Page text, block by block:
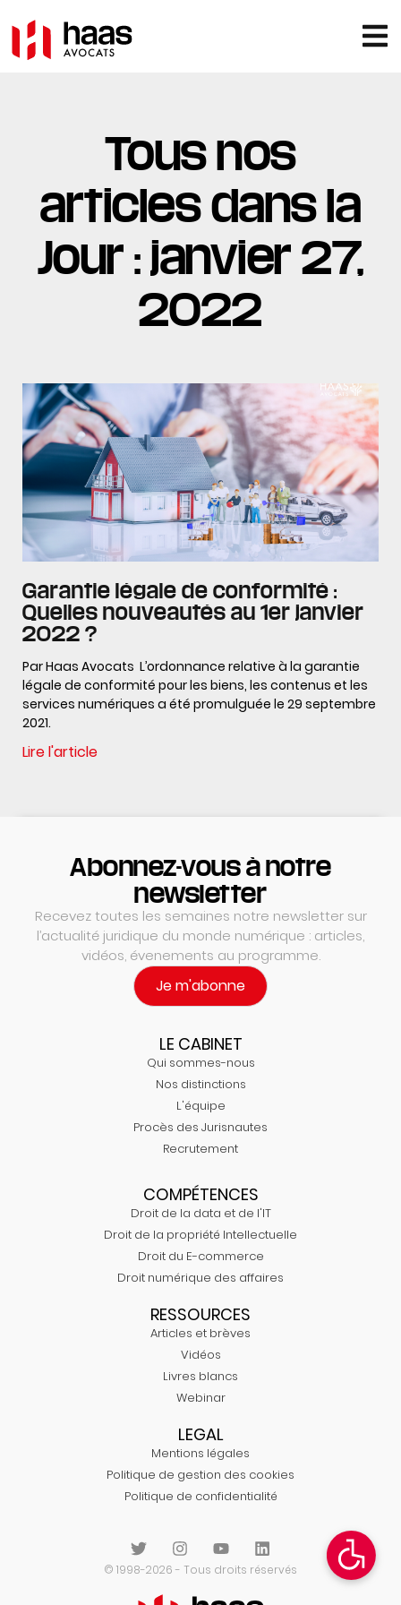
Tous nos
articles dans la
Jour : janvier 27,
2022
Garantie légale de conformité :
Quelles nouveautés au 1er janvier
2022 ?
Par Haas Avocats L’ordonnance relative à la garantie
légale de conformité pour les biens, les contenus et les
services numériques a été promulguée le 29 septembre
2021.
Lire l'article
Abonnez-vous à notre
newsletter
Recevez toutes les semaines notre newsletter sur
l’actualité juridique du monde numérique : articles,
vidéos, évenements au programme.
Je m'abonne
LE CABINET
Qui sommes-nous
Nos distinctions
L'équipe
Procès des Jurisnautes
Recrutement
COMPÉTENCES
Droit de la data et de l'IT
Droit de la propriété Intellectuelle
Droit du E-commerce
Droit numérique des affaires
RESSOURCES
Articles et brèves
Vidéos
Livres blancs
Webinar
LEGAL
Mentions légales
Politique de gestion des cookies
Politique de confidentialité
© 1998-2026 - Tous droits réservés